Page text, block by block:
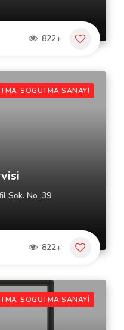
822+
SOGUTMA SANAYİ
Sok. No :39
822+
SOGUTMA SANAYİ